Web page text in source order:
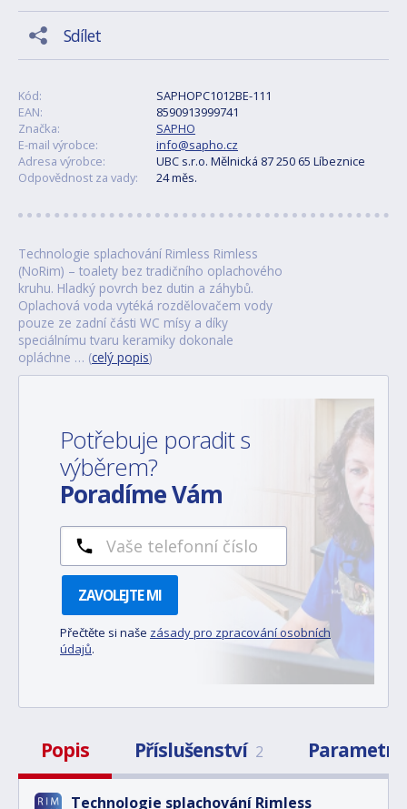
Sdílet
Kód:
SAPHOPC1012BE-111
EAN:
8590913999741
Značka:
SAPHO
E-mail výrobce:
info@sapho.cz
Adresa výrobce:
UBC s.r.o. Mělnická 87 250 65 Líbeznice
Odpovědnost za vady:
24 měs.
Technologie splachování Rimless Rimless
(NoRim) – toalety bez tradičního oplachového
kruhu. Hladký povrch bez dutin a záhybů.
Oplachová voda vytéká rozdělovačem vody
pouze ze zadní části WC mísy a díky
speciálnímu tvaru keramiky dokonale
opláchne … (celý popis)
Potřebuje poradit s
výběrem?
Poradíme Vám
ZAVOLEJTE MI
Přečtěte si naše zásady pro zpracování osobních
údajů.
Popis Příslušenství 2 Parametry
Technologie splachování Rimless